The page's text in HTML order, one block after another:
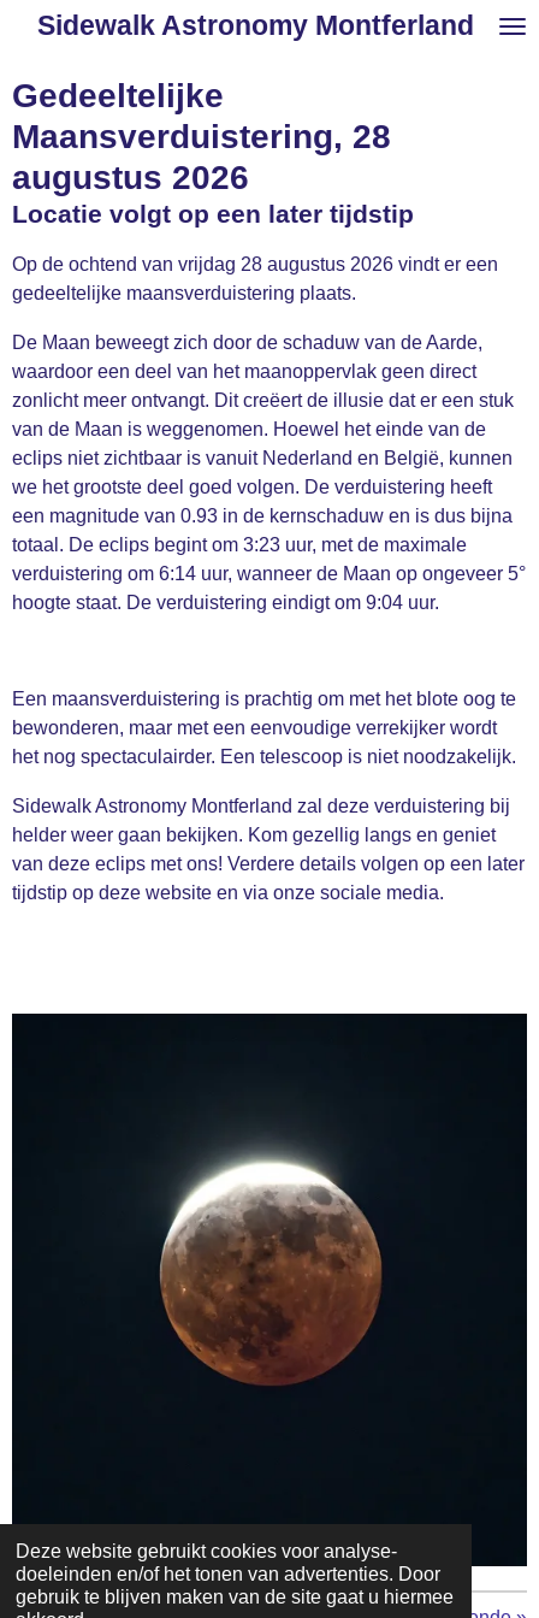
Deze website gebruikt cookies voor analyse-
doeleinden en/of het tonen van advertenties. Door
gebruik te blijven maken van de site gaat u hiermee
naar
de
hoofdinhoud
Sidewalk Astronomy Montferland
Gedeeltelijke
Maansverduistering, 28
augustus 2026
Locatie volgt op een later tijdstip
Op de ochtend van vrijdag 28 augustus 2026 vindt er een
gedeeltelijke maansverduistering plaats.
De Maan beweegt zich door de schaduw van de Aarde,
waardoor een deel van het maanoppervlak geen direct
zonlicht meer ontvangt. Dit creëert de illusie dat er een stuk
van de Maan is weggenomen. Hoewel het einde van de
eclips niet zichtbaar is vanuit Nederland en België, kunnen
we het grootste deel goed volgen. De verduistering heeft
een magnitude van 0.93 in de kernschaduw en is dus bijna
totaal. De eclips begint om 3:23 uur, met de maximale
verduistering om 6:14 uur, wanneer de Maan op ongeveer 5°
hoogte staat. De verduistering eindigt om 9:04 uur.
Een maansverduistering is prachtig om met het blote oog te
bewonderen, maar met een eenvoudige verrekijker wordt
het nog spectaculairder. Een telescoop is niet noodzakelijk.
Sidewalk Astronomy Montferland zal deze verduistering bij
helder weer gaan bekijken. Kom gezellig langs en geniet
van deze eclips met ons! Verdere details volgen op een later
tijdstip op deze website en via onze sociale media.